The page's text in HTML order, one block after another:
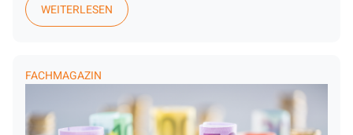
WEITERLESEN
FACHMAGAZIN